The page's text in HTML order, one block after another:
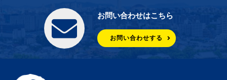
お問い合わせはこちら
お問い合わせする